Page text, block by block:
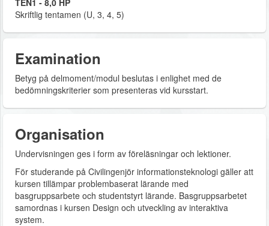
TEN1 - 8,0 HP
Skriftlig tentamen (U, 3, 4, 5)
Examination
Betyg på delmoment/modul beslutas i enlighet med de
bedömningskriterier som presenteras vid kursstart.
Organisation
Undervisningen ges i form av föreläsningar och lektioner.
För studerande på Civilingenjör informationsteknologi gäller att
kursen tillämpar problembaserat lärande med
basgruppsarbete och studentstyrt lärande. Basgruppsarbetet
samordnas i kursen Design och utveckling av interaktiva
system.